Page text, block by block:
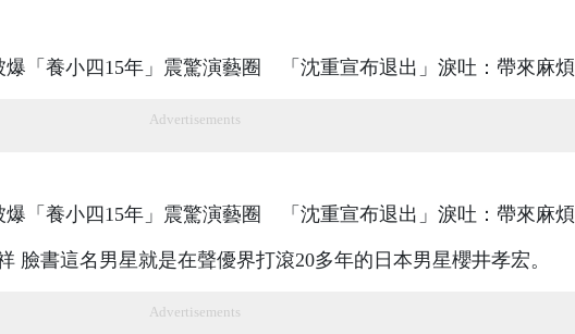
Advertisements
臉書這名男星就是在聲優界打滾20多年的日本男星櫻井孝宏。
Advertisements